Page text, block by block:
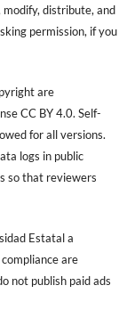
modify, distribute, and
permission, if you
are
CC BY 4.0. Self-
for all versions.
logs in public
so that reviewers
Estatal a
are
not publish paid ads